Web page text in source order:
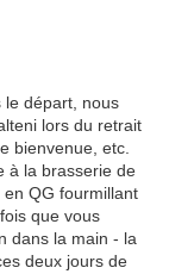
le départ, nous
lors du retrait
bienvenue, etc.
à la brasserie de
QG fourmillant
que vous
dans la main - la
deux jours de